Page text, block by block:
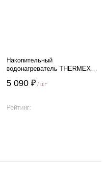
Накопительный
водонагреватель THERMEX
5 090 ₽ / шт
Рейтинг: